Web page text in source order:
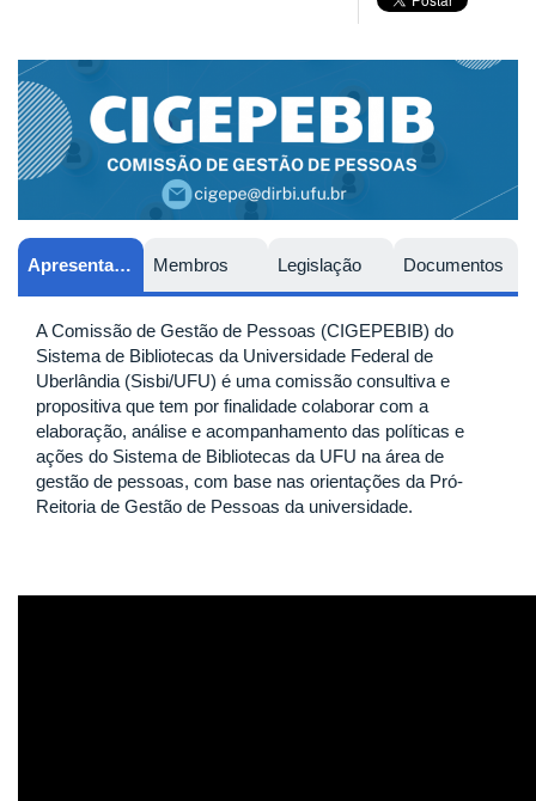
Apresentação
A Comissão de Gestão de Pessoas (CIGEPEBIB) do
Sistema de Bibliotecas da Universidade Federal de
Uberlândia (Sisbi/UFU) é uma comissão consultiva e
propositiva que tem por finalidade colaborar com a
elaboração, análise e acompanhamento das políticas e
ações do Sistema de Bibliotecas da UFU na área de
gestão de pessoas, com base nas orientações da Pró-
Reitoria de Gestão de Pessoas da universidade.
Membros Legislação Documentos